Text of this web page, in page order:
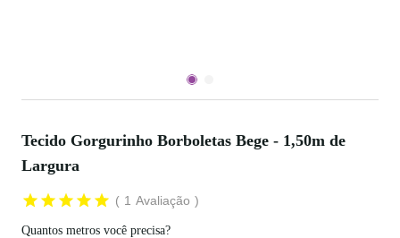
Tecido Gorgurinho Borboletas Bege - 1,50m de
Largura
1 Avaliação
Quantos metros você precisa?